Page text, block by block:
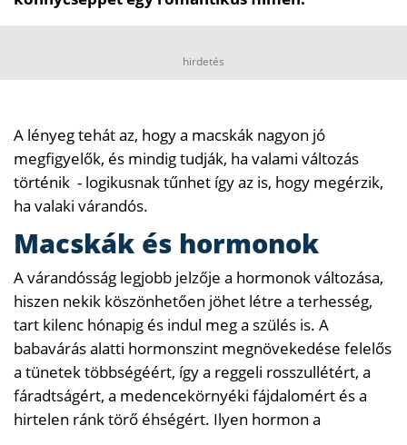
hirdetés
A lényeg tehát az, hogy a macskák nagyon jó
megfigyelők, és mindig tudják, ha valami változás
történik - logikusnak tűnhet így az is, hogy megérzik,
ha valaki várandós.
Macskák és hormonok
A várandósság legjobb jelzője a hormonok változása,
hiszen nekik köszönhetően jöhet létre a terhesség,
tart kilenc hónapig és indul meg a szülés is. A
babavárás alatti hormonszint megnövekedése felelős
a tünetek többségéért, így a reggeli rosszullétért, a
fáradtságért, a medencekörnyéki fájdalomért és a
hirtelen ránk törő éhségért. Ilyen hormon a